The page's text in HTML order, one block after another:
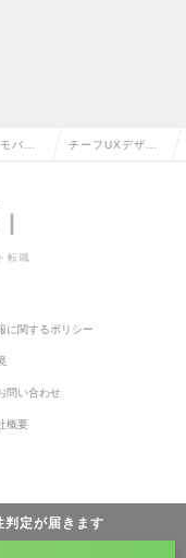
判定が届きます
バイ チーフUXデザイ
転職
に関するポリシー
問い合わせ
概要